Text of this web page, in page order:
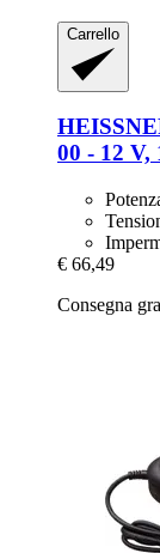
Carrello
00 -​ 12 V,
€ 66,49
Consegna